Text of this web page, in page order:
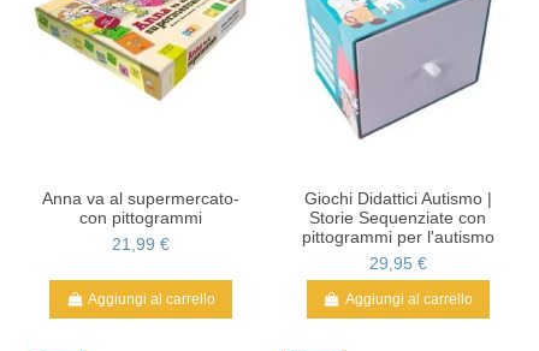
Anna va al supermercato-
con pittogrammi
21,99 €
Aggiungi al carrello
Giochi Didattici Autismo |
Storie Sequenziate con
pittogrammi per l'autismo
29,95 €
Aggiungi al carrello